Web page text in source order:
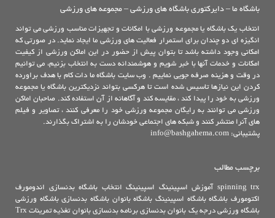
باشگاه ما – دایرکتوری باشگاه های ورزشی – مجموعه های ورزشی
انتخاب یک باشگاه یا مجموعه ورزشی با امکانات و تجهیزات مناسب ورزشی می تواند
انگیزه ای دو چندان برای استمرار فعالیت های ورزشی ما ایجاد نماید. در صورتی که
امکانی وجود داشته باشد تا بتوان پیش از حضور در این اماکن ورزشی از کیفیت
امکانات و خدمات آنها با خبر شویم و هوشمندانه دست به انتخاب بزنیم، می توانیم
در وقت و هزینه صرفه جویی نماییم . وب سایت باشگاه ما دات کام با هدف براورده
کردن این نیازها تاسیس شده است تا هرکسی بتواند نزدیکترین باشگاه یا مجموعه
ورزشی به خود را پیدا کند ، مقایسه کند و آگاهانه از آن استفاده کند. صاحبان اماکن
ورزشی می توانند به رایگان مجموعه ورزشی خود را معرفی کنند ، تصاویر و فیلم
های آنرا منتشر کنند و شبکه های اجتماعی خودشان را به اشتراک بگذارند.
پشتیبانی: info@bashgahema.com
برچسب مطالب
spinning trx آموزش اسپینینگ اسپینینگ انتخاب باشگاه بدنسازی
اندومورف
اکتومورف باشگاه باشگاه اسپینینگ باشگاه بانوان باشگاه بدنسازی باشگاه ورزشی
باشگاه ورزشی درجه یک بانوان بدنسازی برنامه بدنسازی بانوان تغذیه تمرینات Trx